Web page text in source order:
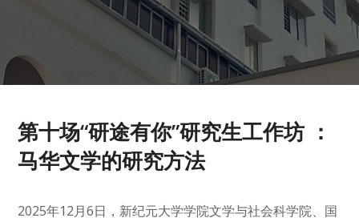
第十场“研途有你”研究生工作坊 ：
马华文学的研究方法
2025年12月6日，新纪元大学学院文学与社会科学院、国